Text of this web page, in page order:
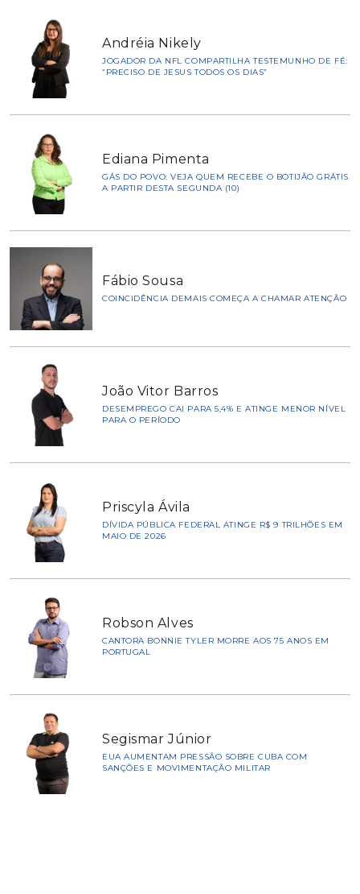
Andréia Nikely
JOGADOR DA NFL COMPARTILHA TESTEMUNHO DE FÉ:
“PRECISO DE JESUS TODOS OS DIAS”
Ediana Pimenta
GÁS DO POVO: VEJA QUEM RECEBE O BOTIJÃO GRÁTIS
A PARTIR DESTA SEGUNDA (10)
Fábio Sousa
COINCIDÊNCIA DEMAIS COMEÇA A CHAMAR ATENÇÃO
João Vitor Barros
DESEMPREGO CAI PARA 5,4% E ATINGE MENOR NÍVEL
PARA O PERÍODO
Priscyla Ávila
DÍVIDA PÚBLICA FEDERAL ATINGE R$ 9 TRILHÕES EM
MAIO DE 2026
Robson Alves
CANTORA BONNIE TYLER MORRE AOS 75 ANOS EM
PORTUGAL
Segismar Júnior
EUA AUMENTAM PRESSÃO SOBRE CUBA COM
SANÇÕES E MOVIMENTAÇÃO MILITAR